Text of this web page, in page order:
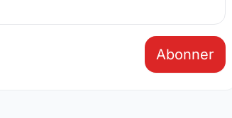
Abonner